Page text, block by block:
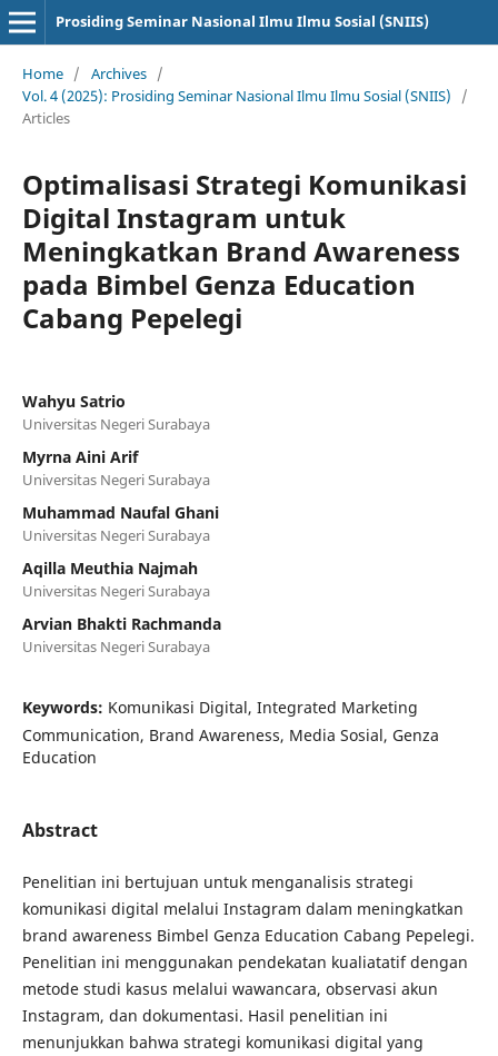
Prosiding Seminar Nasional Ilmu Ilmu Sosial (SNIIS)
Home / Archives /
Vol. 4 (2025): Prosiding Seminar Nasional Ilmu Ilmu Sosial (SNIIS)
/
Articles
Optimalisasi Strategi Komunikasi
Digital Instagram untuk
Meningkatkan Brand Awareness
pada Bimbel Genza Education
Cabang Pepelegi
Wahyu Satrio
Universitas Negeri Surabaya
Myrna Aini Arif
Universitas Negeri Surabaya
Muhammad Naufal Ghani
Universitas Negeri Surabaya
Aqilla Meuthia Najmah
Universitas Negeri Surabaya
Arvian Bhakti Rachmanda
Universitas Negeri Surabaya
Keywords: Komunikasi Digital, Integrated Marketing
Communication, Brand Awareness, Media Sosial, Genza
Education
Abstract
Penelitian ini bertujuan untuk menganalisis strategi
komunikasi digital melalui Instagram dalam meningkatkan
brand awareness Bimbel Genza Education Cabang Pepelegi.
Penelitian ini menggunakan pendekatan kualiatatif dengan
metode studi kasus melalui wawancara, observasi akun
Instagram, dan dokumentasi. Hasil penelitian ini
menunjukkan bahwa strategi komunikasi digital yang